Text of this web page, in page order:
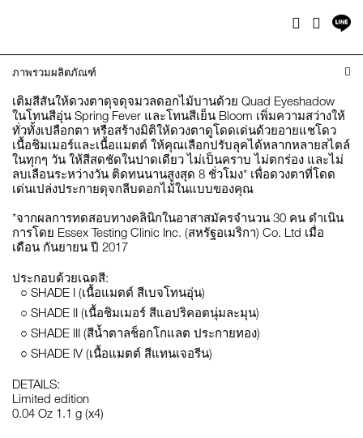
Facebook
Twitterแ
ภาพรวมผลิตภัณฑ์
เติมสีสันให้ดวงตาดุจดุจมวลดอกไม้บานด้วย Quad Eyeshadow
ในโทนสีอุ่น Spring Fever และโทนสีเย็น Bloom เพิ่มความสว่างให้
ทั่วทั้งเปลือกตา หรือสร้างมิติให้ดวงตาดูโดดเด่นด้วยอายแชโดว
เนื้อชิมเมอร์และเนื้อแมตต์ ให้คุณเลือกปรับลุคได้หลากหลายสไตล์
ในทุกๆ วัน ให้สีสดชัดในปาดเดียว ไม่เป็นคราบ ไม่ตกร่อง และไม่
ลบเลือนระหว่างวัน ติดทนนานสูงสุด 8 ชั่วโมง* เพื่อดวงตาที่โดด
เด่นเปล่งประกายดุจกลีบดอกไม้ในแบบของคุณ
*จากผลการทดสอบทางคลินิกในอาสาสมัครจำนวน 30 คน ดำเนิน
การโดย Essex Testing Clinic Inc. (สหรัฐอเมริกา) Co. Ltd เมื่อ
เดือน กันยายน ปี 2017
ประกอบด้วยเฉดสี:
○ SHADE I (เนื้อแมตต์ สีเบจโทนอุ่น)
○ SHADE II (เนื้อชิมเมอร์ สีแอปริคอตนุ่มละมุน)
○ SHADE III (สีน้ำตาลช็อกโกแลต ประกายทอง)
○ SHADE IV (เนื้อแมตต์ สีแทนเจอรีน)
DETAILS:
Limited edition
0.04 Oz 1.1 g (x4)